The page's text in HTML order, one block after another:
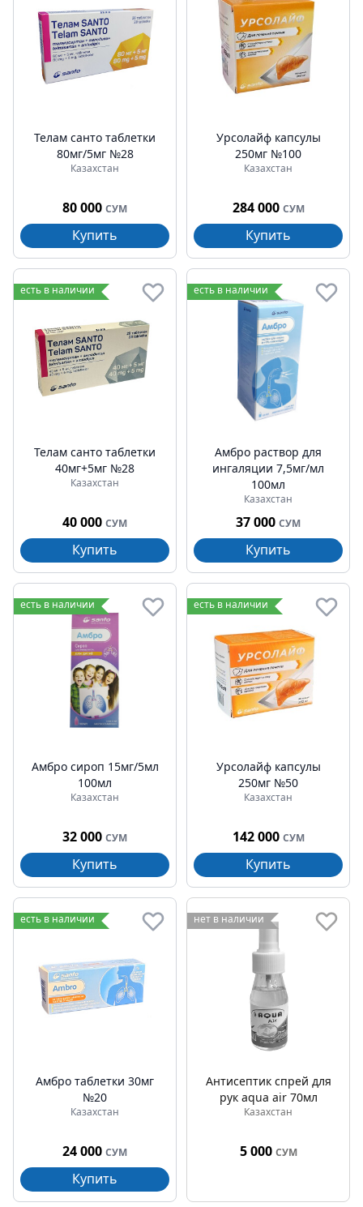
Телам санто таблетки
80мг/5мг №28
Казахстан
80 000 СУМ
Купить
Урсолайф капсулы
250мг №100
Казахстан
284 000 СУМ
Купить
есть в наличии
Телам санто таблетки
40мг+5мг №28
Казахстан
40 000 СУМ
Купить
есть в наличии
Амбро раствор для
ингаляции 7,5мг/мл
100мл
Казахстан
37 000 СУМ
Купить
есть в наличии
Амбро сироп 15мг/5мл
100мл
Казахстан
32 000 СУМ
Купить
есть в наличии
Урсолайф капсулы
250мг №50
Казахстан
142 000 СУМ
Купить
есть в наличии
Амбро таблетки 30мг
№20
Казахстан
24 000 СУМ
Купить
нет в наличии
Антисептик спрей для
рук aqua air 70мл
Казахстан
5 000 СУМ